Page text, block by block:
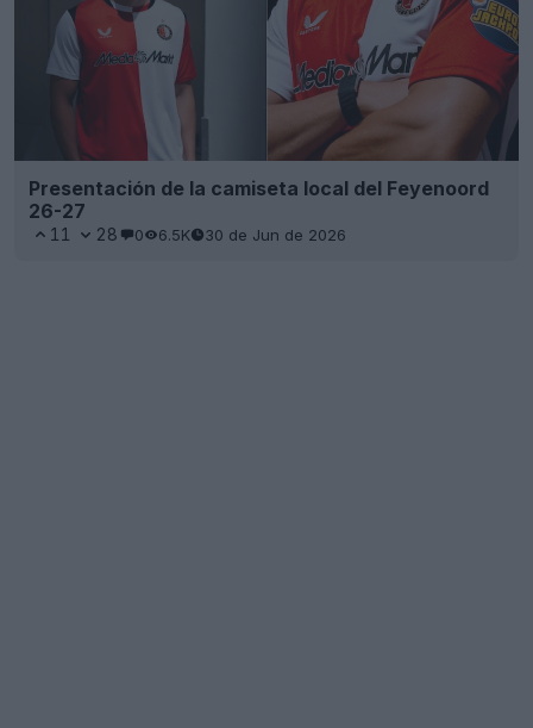
Presentación de la camiseta local del Feyenoord
26-27
11 28 0 6.5K 30 de Jun de 2026